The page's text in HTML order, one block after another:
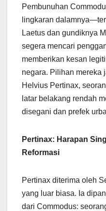
Pembunuhan
lingkaran
Laetus dan gundiknya
segera mencari
memberikan kesan
negara. Pilihan mereka
Helvius Pertinax,
latar belakang rendah
disegani dan prefek
Pertinax: Harapan
Reformasi
Pertinax diterima oleh
yang luar biasa. Ia
dari Commodus: